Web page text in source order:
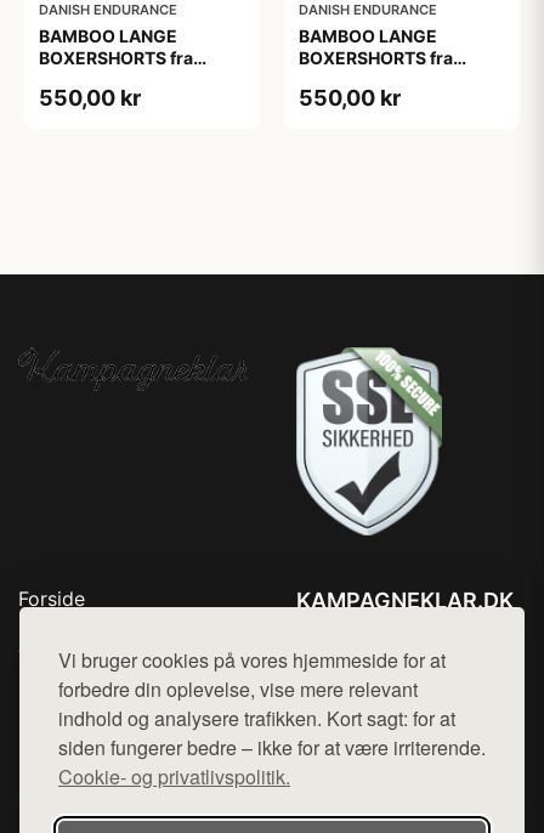
Vi bruger cookies på vores hjemmeside for at
forbedre din oplevelse, vise mere relevant
indhold og analysere trafikken. Kort sagt: for at
siden fungerer bedre – ikke for at være irriterende.
Cookie- og privatlivspolitik.
DANISH ENDURANCE
BAMBOO LANGE
BOXERSHORTS fra
Sort/Rød | Grå | Hvid 6-
550,00 kr
DANISH ENDURANCE
BAMBOO LANGE
BOXERSHORTS fra
Sort/Rød | Grå | Hvid 6-
550,00 kr
Forside
Top Rabatter
Kontakt
KAMPAGNEKLAR.DK
Mail: hej@want.dk
Cookie- og privatlivspolitik